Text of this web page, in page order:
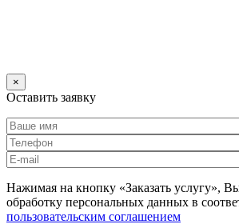
×
Оставить заявку
Нажимая на кнопку «Заказать услугу»,
обработку персональных данных в
пользовательским соглашением